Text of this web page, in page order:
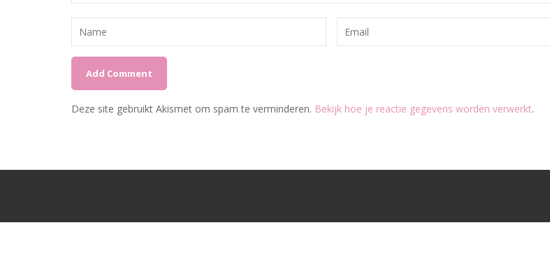
Deze site gebruikt Akismet om spam te verminderen. Bekijk hoe je reactie gegevens worden verwerkt.